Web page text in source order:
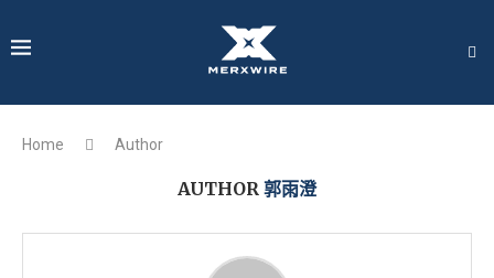
Home Author
AUTHOR 郭雨澄